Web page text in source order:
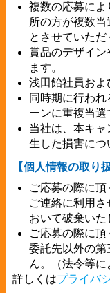
複数の応募によ
所の方が複数
とさせていただ
賞品のデザイ
ます。
浅田飴社員およ
同時期に行わ
ーンに重複当選
当社は、本キ
生した損害につ
【個人情報の取り
ご応募の際に
ご連絡に利用
おいて破棄いた
ご応募の際に
委託先以外の
ん。（法令等に
詳しくはプライバ